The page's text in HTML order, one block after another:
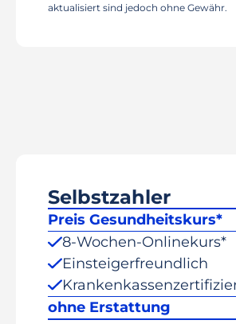
aktualisiert sind jedoch ohne Gewähr.
Selbstzahler
Preis Gesundheitskurs*
8-Wochen-Onlinekurs*
Einsteigerfreundlich
ohne Erstattung